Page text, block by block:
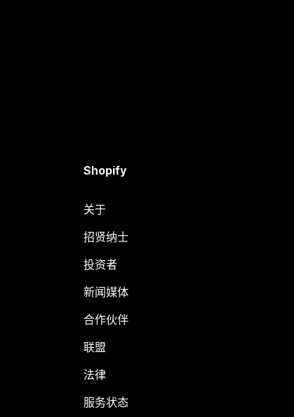
Shopify
关于
招贤纳士
投资者
新闻媒体
合作伙伴
联盟
法律
服务状态